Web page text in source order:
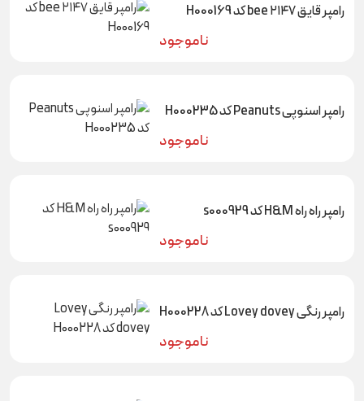
رامپر قایق ۲۱۴۷ bee کد H000169
ناموجود
رامپر اسنوپی Peanuts کد H000235
ناموجود
رامپر راه راه H&M کد s000929
ناموجود
رامپر رنگی Lovey dovey کد H000228
ناموجود